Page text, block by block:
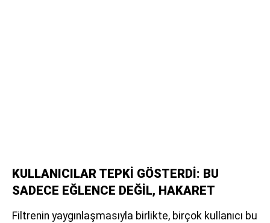
KULLANICILAR TEPKİ GÖSTERDİ: BU
SADECE EĞLENCE DEĞİL, HAKARET
Filtrenin yaygınlaşmasıyla birlikte, birçok kullanıcı bu